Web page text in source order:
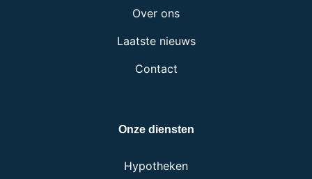
Over ons
Laatste nieuws
Contact
Onze diensten
Hypotheken